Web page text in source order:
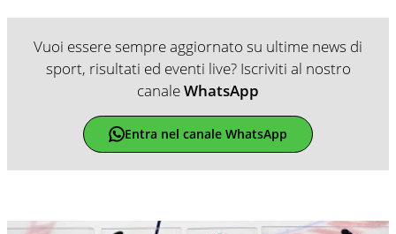
Vuoi essere sempre aggiornato su ultime news di
sport, risultati ed eventi live? Iscriviti al nostro
canaleWhatsApp
Entra nel canale WhatsApp